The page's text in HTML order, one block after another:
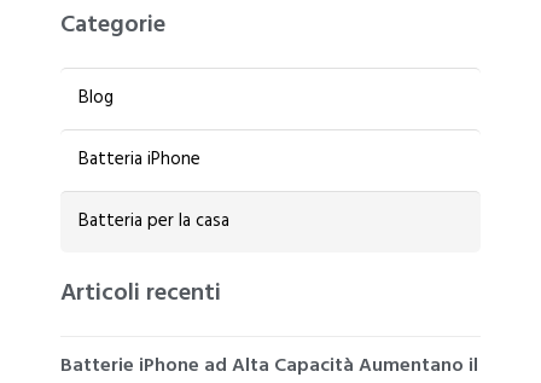
Categorie
Blog
Batteria iPhone
Batteria per la casa
Articoli recenti
Batterie iPhone ad Alta Capacità Aumentano il